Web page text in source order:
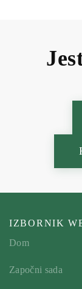
IZBORNIK
Dom
Započni sada